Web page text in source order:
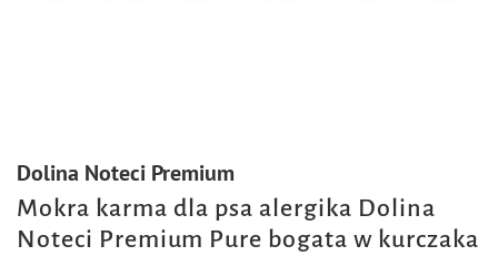
Dolina Noteci Premium
Mokra karma dla psa alergika Dolina
Noteci Premium Pure bogata w kurczaka